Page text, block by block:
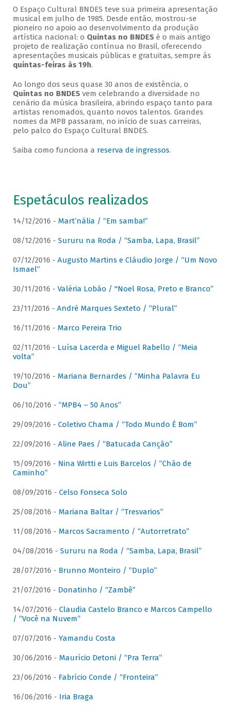
O Espaço Cultural BNDES teve sua primeira apresentação
musical em julho de 1985. Desde então, mostrou-se
pioneiro no apoio ao desenvolvimento da produção
artística nacional: o Quintas no BNDESé o mais antigo
projeto de realização contínua no Brasil, oferecendo
apresentações musicais públicas e gratuitas, sempre às
quintas-feiras às 19h.
Ao longo dos seus quase 30 anos de existência, o
Quintas no BNDESvem celebrando a diversidade no
cenário da música brasileira, abrindo espaço tanto para
artistas renomados, quanto novos talentos. Grandes
nomes da MPB passaram, no início de suas carreiras,
pelo palco do Espaço Cultural BNDES.
Saiba como funciona a reserva de ingressos.
Espetáculos realizados
14/12/2016 - Mart’nália / “Em samba!”
08/12/2016 - Sururu na Roda / “Samba, Lapa, Brasil”
07/12/2016 - Augusto Martins e Cláudio Jorge / “Um Novo
Ismael”
30/11/2016 - Valéria Lobão / "Noel Rosa, Preto e Branco”
23/11/2016 - André Marques Sexteto / “Plural”
16/11/2016 - Marco Pereira Trio
02/11/2016 - Luísa Lacerda e Miguel Rabello / “Meia
volta”
19/10/2016 - Mariana Bernardes / “Minha Palavra Eu
Dou”
06/10/2016 - “MPB4 – 50 Anos”
29/09/2016 - Coletivo Chama / “Todo Mundo É Bom”
22/09/2016 - Aline Paes / “Batucada Canção”
15/09/2016 - Nina Wirtti e Luis Barcelos / “Chão de
Caminho”
08/09/2016 - Celso Fonseca Solo
25/08/2016 - Mariana Baltar / “Tresvarios”
11/08/2016 - Marcos Sacramento / “Autorretrato”
04/08/2016 - Sururu na Roda / “Samba, Lapa, Brasil”
28/07/2016 - Brunno Monteiro / “Duplo”
21/07/2016 - Donatinho / “Zambê”
14/07/2016 - Claudia Castelo Branco e Marcos Campello
/ “Você na Nuvem”
07/07/2016 - Yamandu Costa
30/06/2016 - Maurício Detoni / “Pra Terra”
23/06/2016 - Fabrício Conde / “Fronteira”
16/06/2016 - Iria Braga